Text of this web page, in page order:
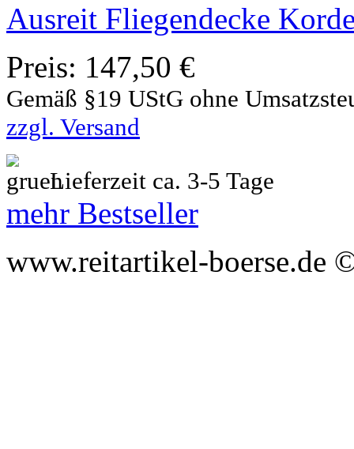
Ausreit Fliegendecke
Preis: 147,50 €
Gemäß §19 UStG ohne
zzgl. Versand
Lieferzeit ca. 3-5 Tage
mehr Bestseller
www.reitartikel-boerse.de